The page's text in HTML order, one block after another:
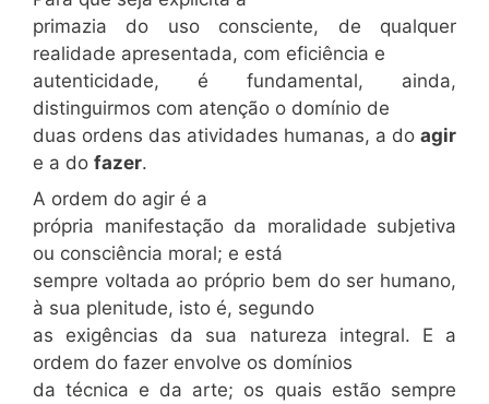
primazia do uso consciente, de qualquer
realidade apresentada, com eficiência e
autenticidade, é fundamental, ainda,
distinguirmos com atenção o domínio de
duas ordens das atividades humanas, a do agir
e a do fazer.
A ordem do agir é a
própria manifestação da moralidade subjetiva
ou consciência moral; e está
sempre voltada ao próprio bem do ser humano,
à sua plenitude, isto é, segundo
as exigências da sua natureza integral. E a
ordem do fazer envolve os domínios
da técnica e da arte; os quais estão sempre